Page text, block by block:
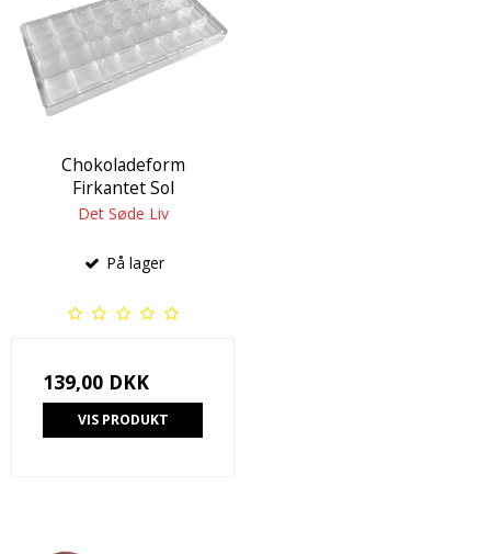
Chokoladeform
Firkantet Sol
Det Søde Liv
På lager
139,00 DKK
VIS PRODUKT